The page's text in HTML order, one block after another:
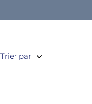
Trier par